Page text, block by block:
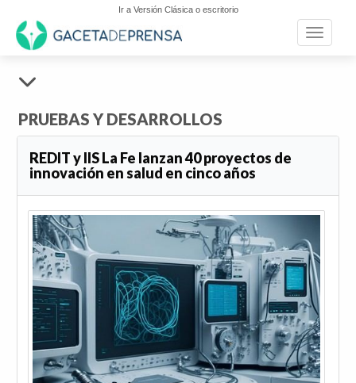
Ir a Versión Clásica o escritorio
Toggle
PRUEBAS Y DESARROLLOS
REDIT y IIS La Fe lanzan 40 proyectos de
innovación en salud en cinco años